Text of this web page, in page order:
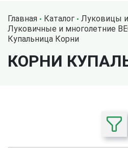
Главная Каталог
Луковицы
Луковичные и многолетние
Купальница Корни
КОРНИ